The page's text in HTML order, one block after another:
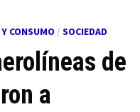
CONSUMO / SOCIEDAD
de
a